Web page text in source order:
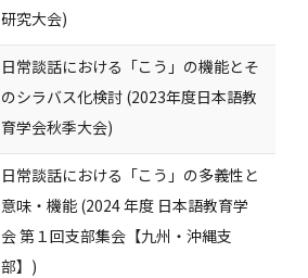
研究大会)
日常談話における「こう」の機能とそ
のシラバス化検討 (2023年度日本語教
育学会秋季大会)
日常談話における「こう」の多義性と
意味・機能 (2024 年度 日本語教育学
会 第１回支部集会【九州・沖縄支
部】)